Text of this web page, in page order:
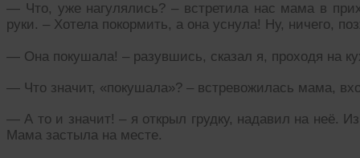
— Что, уже нагулялись? – встретила нас мама в
руки. – Хотела покормить, а она уснула! Ну, ничего,
— Она покушала! – разувшись, сказал я, проходя на
— Что значит, «покушала»? – встревожилась мама,
— А то и значит! – я открыл грудку, надавил на неё.
Мама застыла на месте.